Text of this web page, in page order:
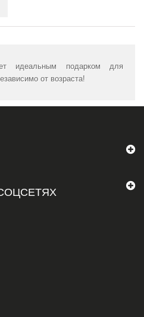
идеальным подарком для
от возраста!